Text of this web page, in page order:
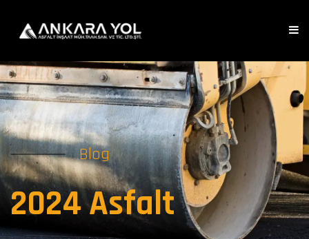
Blog
2024 Asfalt